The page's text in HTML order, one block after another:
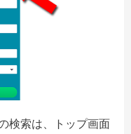
検索は、トップ画面